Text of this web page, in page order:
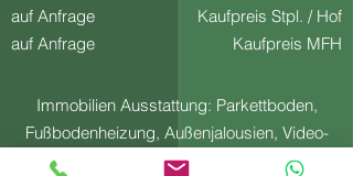
auf Anfrage
auf Anfrage
Kaufpreis Stpl. / Hof
Kaufpreis MFH
Immobilien Ausstattung: Parkettboden,
Fußbodenheizung, Außenjalousien, Video-
Türsprechanlage, 3-fach verglaste Fenster,